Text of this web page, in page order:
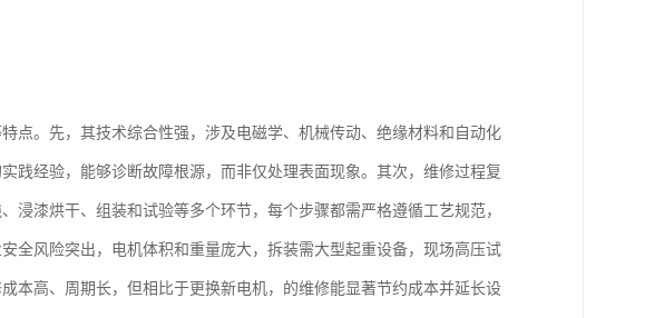
点。先，其技术综合性强，涉及电磁学、机械传动、绝缘材料和自动化
践经验，能够诊断故障根源，而非仅处理表面现象。其次，维修过程复
浸漆烘干、组装和试验等多个环节，每个步骤都需严格遵循工艺规范，
全风险突出，电机体积和重量庞大，拆装需大型起重设备，现场高压试
本高、周期长，但相比于更换新电机，的维修能显著节约成本并延长设